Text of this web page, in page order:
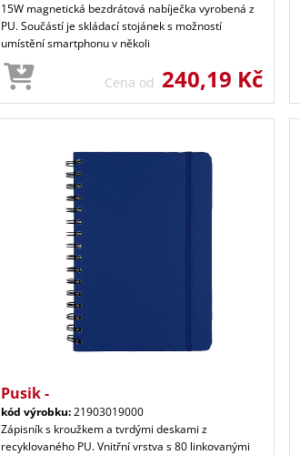
15W magnetická bezdrátová nabíječka vyrobená z
PU. Součástí je skládací stojánek s možností
umístění smartphonu v několi
Cena od 240,19 Kč
Pusik -
kód výrobku:21903019000
Zápisník s kroužkem a tvrdými deskami z
recyklovaného PU. Vnitřní vrstva s 80 linkovanými